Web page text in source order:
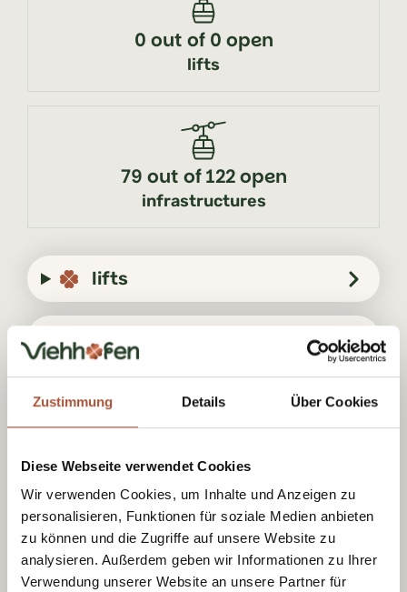
Zustimmung Details Über Cookies
Diese Webseite verwendet Cookies
Wir verwenden Cookies, um Inhalte und Anzeigen zu
personalisieren, Funktionen für soziale Medien anbieten
zu können und die Zugriffe auf unsere Website zu
analysieren. Außerdem geben wir Informationen zu Ihrer
Verwendung unserer Website an unsere Partner für
0 out of 0 open
lifts
79 out of 122 open
infrastructures
lifts
infrastructures
Tourist Office Viehhofen
Dorfplatz 1, A-5752 Viehhofen
Tel.:+43 6542 685 59